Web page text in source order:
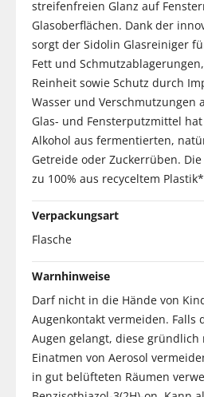
streifenfreien Glanz auf
Glasoberflächen. Dank der
sorgt der Sidolin Glasreiniger
Fett und
Reinheit sowie Schutz durch
Wasser und Verschmutzungen
Glas- und Fensterputzmittel
Alkohol aus fermentierten,
Getreide oder Zuckerrüben.
zu 100% aus recyceltem
Verpackungsart
Flasche
Warnhinweise
Darf nicht in die Hände von
Augenkontakt vermeiden. Falls
Augen gelangt, diese gründlich
Einatmen von Aerosol
in gut belüfteten Räumen